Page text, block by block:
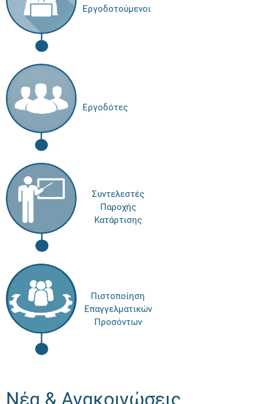
Εργοδοτούμενοι
Εργοδότες
Συντελεστές
Παροχής
Κατάρτισης
Πιστοποίηση
Επαγγελματικών
Προσόντων
Νέα & Ανακοινώσεις